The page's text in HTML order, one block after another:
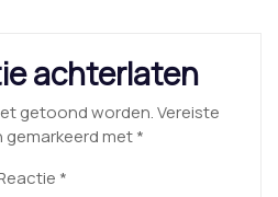
achterlaten
getoond worden.Vereiste
gemarkeerd met*
*